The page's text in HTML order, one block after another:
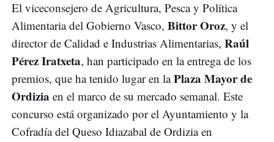
El viceconsejero de Agricultura, Pesca y Política
Alimentaria del Gobierno Vasco, Bittor Oroz, y el
director de Calidad e Industrias Alimentarias, Raúl
Pérez Iratxeta, han participado en la entrega de los
premios, que ha tenido lugar en laPlaza Mayor de
Ordizia en el marco de su mercado semanal. Este
concurso está organizado por el Ayuntamiento y la
Cofradía del Queso Idiazabal de Ordizia en